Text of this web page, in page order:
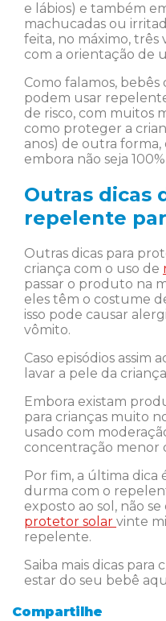
e lábios) e também
machucadas ou
feita, no máximo, três
com a orientação de
Como falamos, bebês
podem usar
de risco, com muitos
como proteger a
anos) de outra
embora não seja
Outras dicas
repelente
Outras dicas para
criança com o uso de
passar o produto na
eles têm o costume
isso pode causar
vômito.
Caso episódios assim
lavar a pele da
Embora existam
para crianças muito
usado com
concentração menor
Por fim, a última dica
durma com o
exposto ao sol, não
protetor solar vinte
repelente.
Saiba mais dicas para
estar do seu bebê
Compartilhe